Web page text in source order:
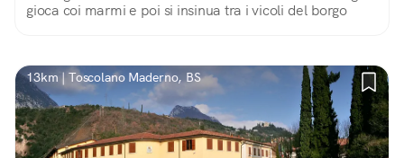
gioca coi marmi e poi si insinua tra i vicoli del borgo
13km | Toscolano Maderno, BS